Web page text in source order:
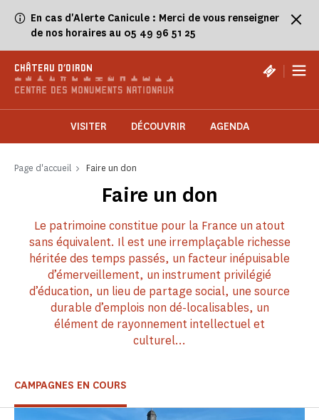
En cas d'Alerte Canicule : Merci de vous renseigner
de nos horaires au 05 49 96 51 25
CHÂTEAU D'OIRON |
VISITER DÉCOUVRIR AGENDA
Page d'accueil Faire un don
Faire un don
Le patrimoine constitue pour la France un atout
sans équivalent. Il est une irremplaçable richesse
héritée des temps passés, un facteur inépuisable
d’émerveillement, un instrument privilégié
d’éducation, un lieu de partage social, une source
durable d’emplois non dé-localisables, un
élément de rayonnement intellectuel et
culturel…
CAMPAGNES EN COURS